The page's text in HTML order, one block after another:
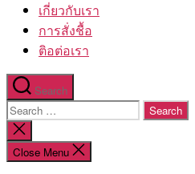
เกี่ยวกับเรา
การสั่งชื้อ
ติอต่อเรา
Search
Search
for:
Close
search
Close Menu